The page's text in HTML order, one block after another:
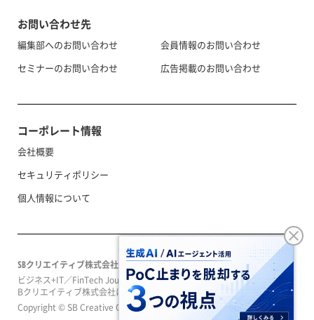
お問い合わせ先
編集部へのお問い合わせ
セミナーのお問い合わせ
会員情報のお問い合わせ
広告掲載のお問い合わせ
コーポレート情報
会社概要
セキュリティポリシー
個人情報について
SBクリエイティブ株式会社
ビジネス+IT／FinTech Journal／SeizoTrendはソフトバンクグループのS
Bクリエイティブ株式会社によって運営されています。
Copyright © SB Creative Corp. All rights reserved.